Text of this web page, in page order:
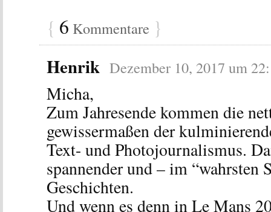
{ 6 Kommentare }
Henrik Dezember 10, 2017 um
Micha,
Zum Jahresende kommen die
gewissermaßen der
Text- und Photojournalismus.
spannender und – im “wahrsten
Geschichten.
Und wenn es denn in Le Mans